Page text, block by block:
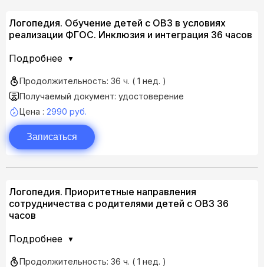
Логопедия. Обучение детей с ОВЗ в условиях
реализации ФГОС. Инклюзия и интеграция 36 часов
Подробнее
Продолжительность: 36 ч. ( 1 нед. )
Получаемый документ: удостоверение
Цена : 2990 руб.
Записаться
Логопедия. Приоритетные направления
сотрудничества с родителями детей с ОВЗ 36
часов
Подробнее
Продолжительность: 36 ч. ( 1 нед. )